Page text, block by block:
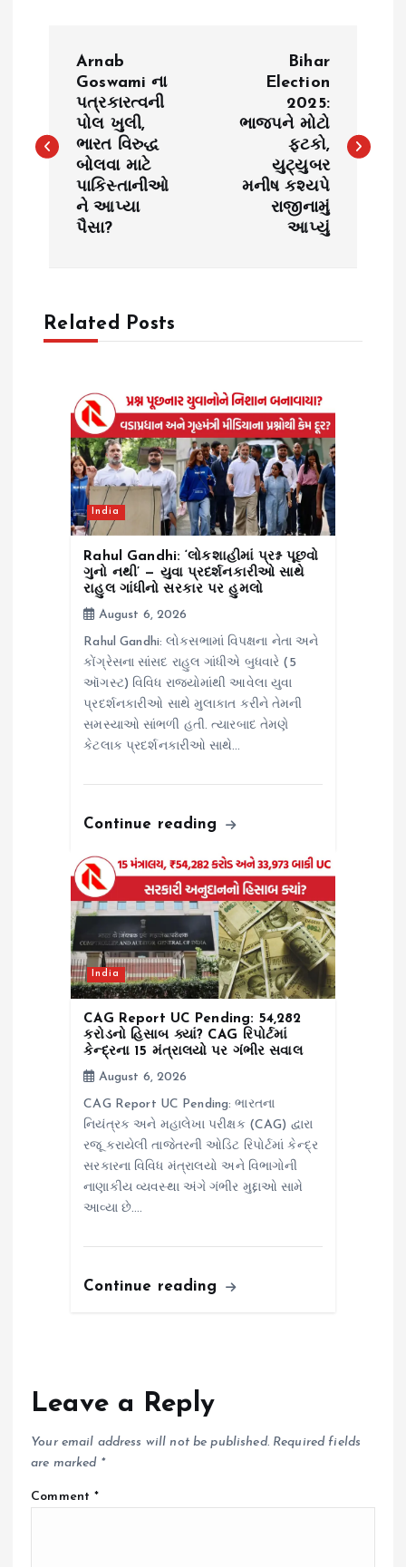
s
v
Arnab
Goswami ના
પત્રકારત્વની
પોલ ખુલી,
ભારત વિરુદ્ધ
બોલવા માટે
પાકિસ્તાનીઓ
ને આપ્યા
પૈસા?
Bihar
Election
2025:
ભાજપને મોટો
ફટકો,
યુટ્યુબર
મનીષ કશ્યપે
રાજીનામું
આપ્યું
Related Posts
India
Rahul Gandhi: ‘લોકશાહીમાં પ્રશ્ન પૂછવો
ગુનો નથી’ — યુવા પ્રદર્શનકારીઓ સાથે
રાહુલ ગાંધીનો સરકાર પર હુમલો
August 6, 2026
Rahul Gandhi: લોકસભામાં વિપક્ષના નેતા અને
કોંગ્રેસના સાંસદ રાહુલ ગાંધીએ બુધવારે (5
ઑગસ્ટ) વિવિધ રાજ્યોમાંથી આવેલા યુવા
પ્રદર્શનકારીઓ સાથે મુલાકાત કરીને તેમની
સમસ્યાઓ સાંભળી હતી. ત્યારબાદ તેમણે
કેટલાક પ્રદર્શનકારીઓ સાથે…
Continue reading
India
CAG Report UC Pending: ₹54,282
કરોડનો હિસાબ ક્યાં? CAG રિપોર્ટમાં
કેન્દ્રના 15 મંત્રાલયો પર ગંભીર સવાલ
August 6, 2026
CAG Report UC Pending: ભારતના
નિયંત્રક અને મહાલેખા પરીક્ષક (CAG) દ્વારા
રજૂ કરાયેલી તાજેતરની ઓડિટ રિપોર્ટમાં કેન્દ્ર
સરકારના વિવિધ મંત્રાલયો અને વિભાગોની
નાણાકીય વ્યવસ્થા અંગે ગંભીર મુદ્દાઓ સામે
આવ્યા છે.…
Continue reading
Leave a Reply
Your email address will not be published. Required fields
are marked *
Comment*